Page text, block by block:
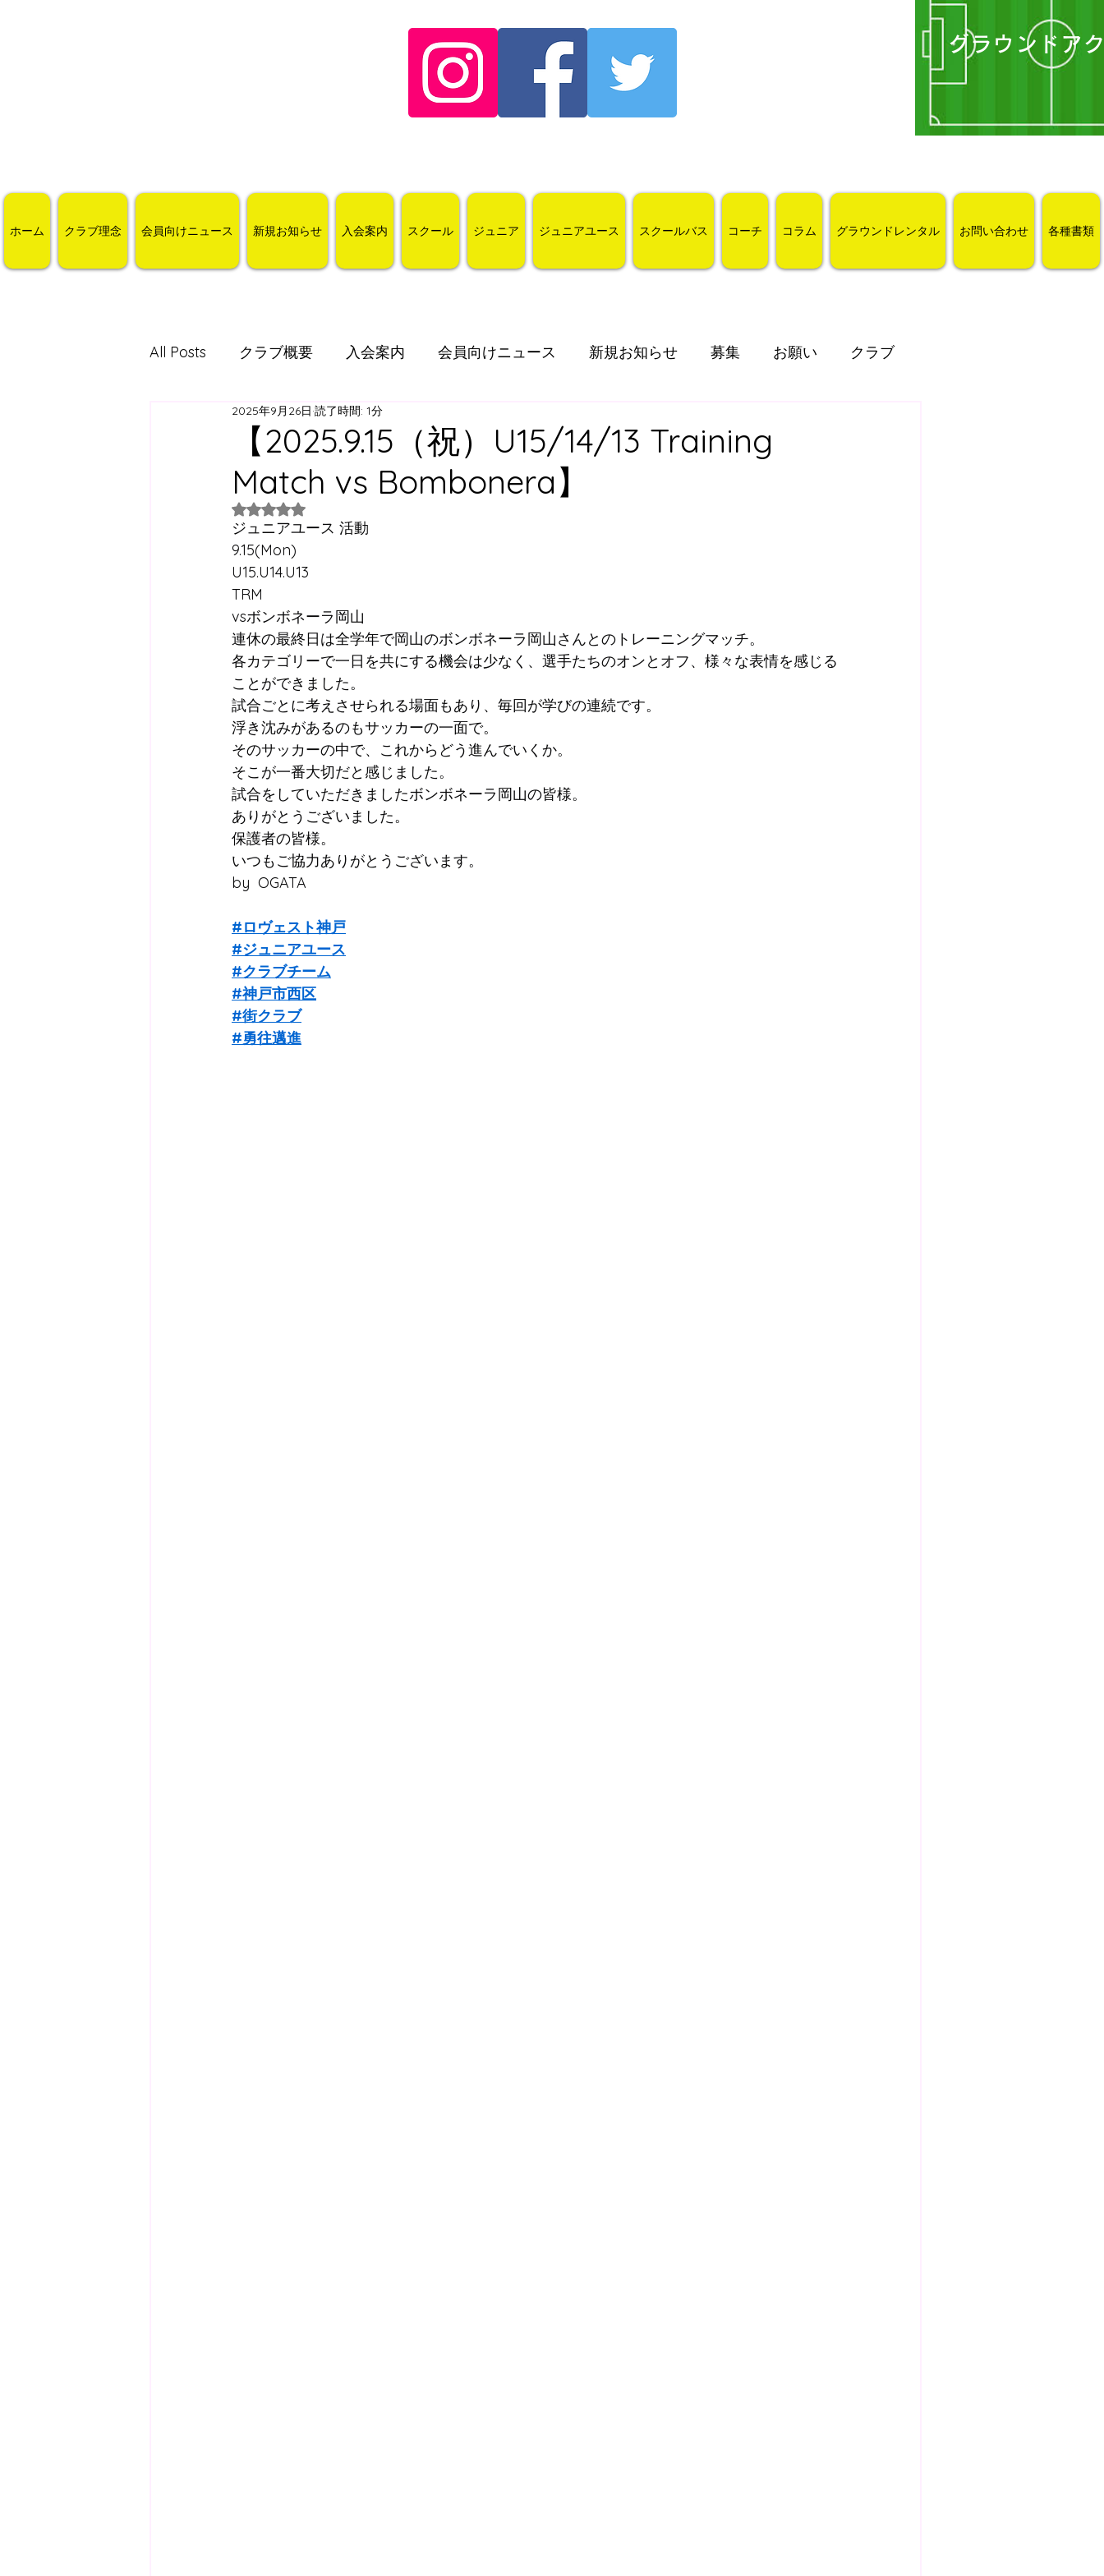
グラウンドア
ホーム クラブ理念 会員向けニュース 新規お知らせ 入会案内 スクール ジュニア ジュニアユース スクールバス コーチ コラム グラウンドレンタル お問い合わせ 各種書類
All Posts クラブ概要 入会案内 会員向けニュース 新規お知らせ 募集 お願い クラブ
ジュニアユース ジュニア
西神スクール すずらんスクール 舞多聞スクール
日曜スクール
西神方面スクールバス
【2025.9.15（祝）U15/14/13 Training
Match vs Bombonera】
2025年9月26日 読了時間: 1分
5つ星のうちNaNと評価されています。
ジュニアユース 活動
9.15(Mon)
U15.U14.U13
TRM
vsボンボネーラ岡山
連休の最終日は全学年で岡山のボンボネーラ岡山さんとのトレーニングマッチ。
各カテゴリーで一日を共にする機会は少なく、選手たちのオンとオフ、様々な表情を感じる
ことができました。
試合ごとに考えさせられる場面もあり、毎回が学びの連続です。
浮き沈みがあるのもサッカーの一面で。
そのサッカーの中で、これからどう進んでいくか。
そこが一番大切だと感じました。
試合をしていただきましたボンボネーラ岡山の皆様。
ありがとうございました。
保護者の皆様。
いつもご協力ありがとうございます。
by  OGATA
#ロヴェスト神戸
#ジュニアユース
#クラブチーム
#神戸市西区
#街クラブ
#勇往邁進